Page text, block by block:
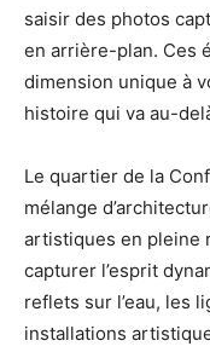
saisir des photos
en arrière-plan. Ces
dimension unique à
histoire qui va au-
Le quartier de la
mélange
artistiques en pleine
capturer l’esprit
reflets sur l’eau, les
installations